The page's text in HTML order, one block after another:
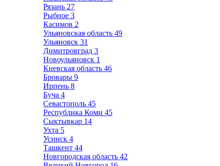
Рязань 27
Рыбное 3
Касимов 2
Ульяновская область 49
Ульяновск 31
Димитровград 3
Новоульяновск 1
Киевская область 46
Бровары 9
Ирпень 8
Буча 4
Севастополь 45
Республика Коми 45
Сыктывкар 14
Ухта 5
Усинск 4
Ташкент 44
Новгородская область 42